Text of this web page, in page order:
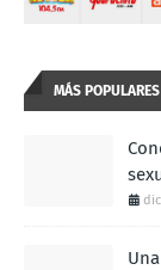
MÁS POPULARES